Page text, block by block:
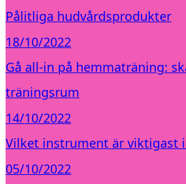
Pålitliga hudvårdsprodukter
18/10/2022
Gå all-in på hemmaträning:
träningsrum
14/10/2022
Vilket instrument är viktigast
05/10/2022